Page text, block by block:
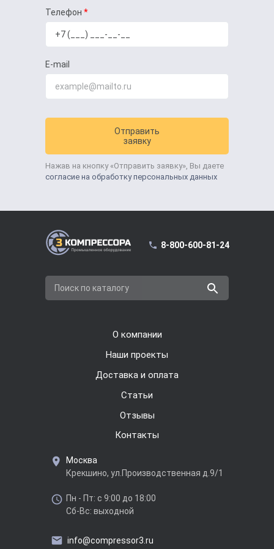
Телефон
E-mail
Отправить
заявку
Нажав на кнопку «Отправить заявку», Вы даете
согласие на обработку персональных данных
8-800-600-81-24
Поиск по каталогу
О компании
Наши проекты
Доставка и оплата
Cтатьи
Отзывы
Контакты
Москва
Крекшино, ул.Производственная д.9/1
Пн - Пт: с 9:00 до 18:00
Сб-Вс: выходной
info@compressor3.ru